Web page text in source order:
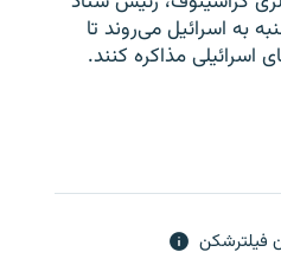
به اسرائیل می‌روند تا
اسرائیلی مذاکره کنند.
فیلترشکن